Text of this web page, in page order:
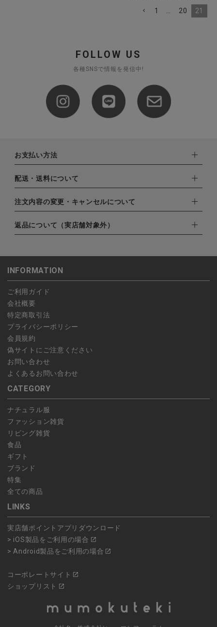
1
20 21
FOLLOW US
各種SNSで情報を発信中!
お支払い方法
下記お支払い方法よりお選びいただけます。
・クレジットカード（VISA,mastercard,JCB,AMERICAN
EXPRESS,Diners Club）
・amazonペイメント
・楽天ペイ
・PayPay
配送・送料について
配達業者：日本郵便
北海道：1,400円
注文内容の変更・キャンセルについて
ご注文日当日から翌日のAM9:00までにご連絡頂いた場合はキャ
ンセルは可能です。
します。
予約商品など一部キャンセルが出来ない場合がございます。あら
かじめご了承ください。
返品について（実店舗対象外）
こちら よりご依頼ください。
INFORMATION
ご利用ガイド
会社概要
特定商取引法
プライバシーポリシー
会員規約
偽サイトにご注意ください
お問い合わせ
よくあるお問い合わせ
CATEGORY
ナチュラル服
ファッション雑貨
リビング雑貨
食品
ギフト
ブランド
特集
全ての商品
LINKS
実店舗ポイントアプリダウンロード
> iOS製品をご利用の場合
> Android製品をご利用の場合
コーポレートサイト
ショップリスト